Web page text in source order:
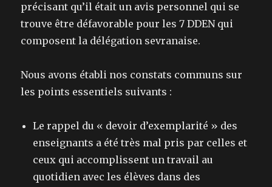
précisant qu’il était un avis personnel qui se
trouve être défavorable pour les 7 DDEN qui
composent la délégation sevranaise.
Nous avons établi nos constats communs sur
les points essentiels suivants :
Le rappel du « devoir d’exemplarité » des
enseignants a été très mal pris par celles et
ceux qui accomplissent un travail au
quotidien avec les élèves dans des